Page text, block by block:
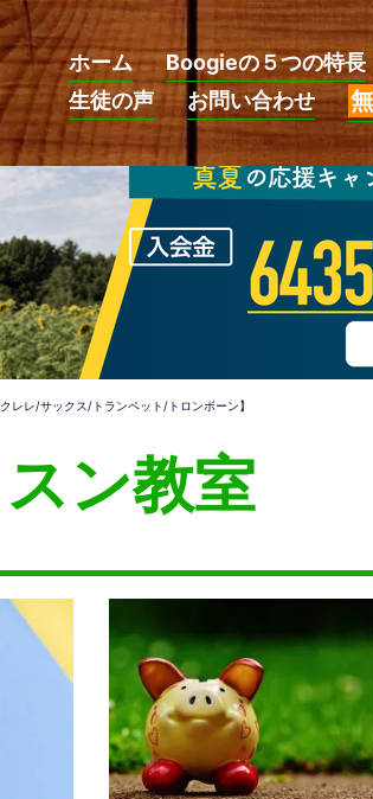
ホーム Boogieの５つの特長
生徒の声
お問い合わせ
レレ/サックス/トランペット/トロンボーン】
ン教室